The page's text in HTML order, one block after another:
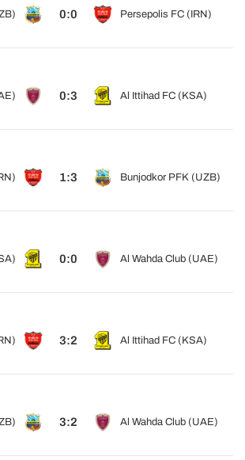
0:0 Persepolis FC (IRN)
0:3 Al Ittihad FC (KSA)
1:3 Bunjodkor PFK (UZB)
0:0 Al Wahda Club (UAE)
3:2 Al Ittihad FC (KSA)
3:2 Al Wahda Club (UAE)